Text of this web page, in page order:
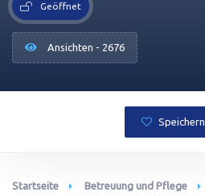
Geöffnet
Ansichten - 2676
Speichern
Startseite Betreuung und Pflege